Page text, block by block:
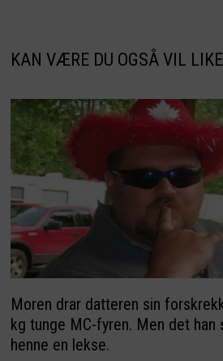
KAN VÆRE DU OGSÅ VIL LIKE
Moren drar datteren sin
kg tunge MC-fyren. Men det
henne en lekse.